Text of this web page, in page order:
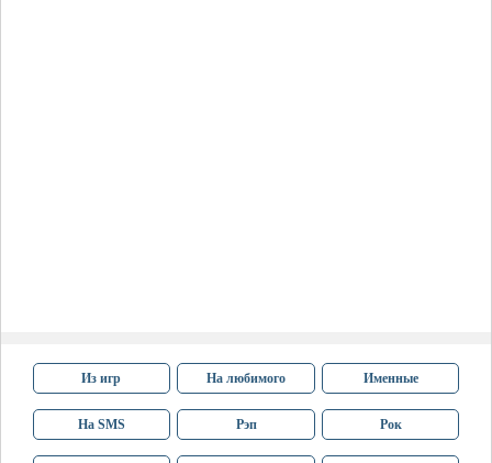
Из игр На любимого Именные
На SMS Рэп Рок